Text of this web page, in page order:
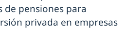
de pensiones para
privada en empresas